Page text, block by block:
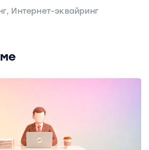
, Интернет-эквайринг